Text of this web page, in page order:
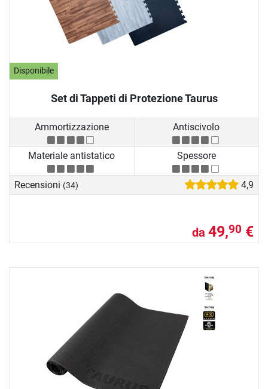
Disponibile
Set di Tappeti di Protezione Taurus
Ammortizzazione Antiscivolo
Materiale antistatico Spessore
Recensioni (34) 4,9
da 49,90 €